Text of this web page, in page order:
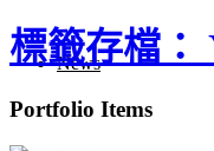
News
標籤存檔：
Portfolio Items